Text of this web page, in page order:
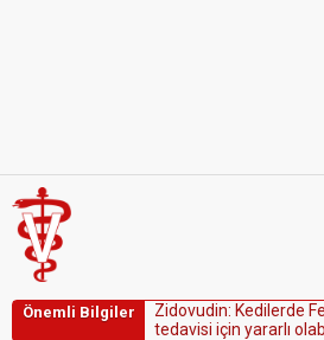
Önemli Bilgiler Zidovudin: Kedi erde Fe
tedavisi için yararı o ab